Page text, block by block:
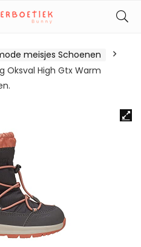
meisjes Schoenen
Oksval High Gtx Warm